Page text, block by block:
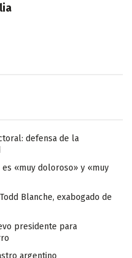
defensa de la
es «muy doloroso» y «muy
Blanche, exabogado de
presidente para
argentino